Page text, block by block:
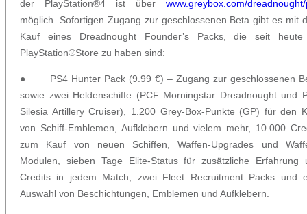
der PlayStation®4 ist über www.greybox.com/
möglich. Sofortigen Zugang zur geschlossenen Beta gibt es mit
Kauf eines Dreadnought Founder’s Packs, die seit
PlayStation®Store zu haben sind:
● PS4 Hunter Pack (9.99 €) – Zugang zur geschlossenen
sowie zwei Heldenschiffe (PCF Morningstar Dreadnought und
Silesia Artillery Cruiser), 1.200 Grey-Box-Punkte (GP) für den
von Schiff-Emblemen, Aufklebern und vielem mehr, 10.000
zum Kauf von neuen Schiffen, Waffen-Upgrades und
Modulen, sieben Tage Elite-Status für zusätzliche Erfahrung
Credits in jedem Match, zwei Fleet Recruitment Packs und
Auswahl von Beschichtungen, Emblemen und Aufklebern.